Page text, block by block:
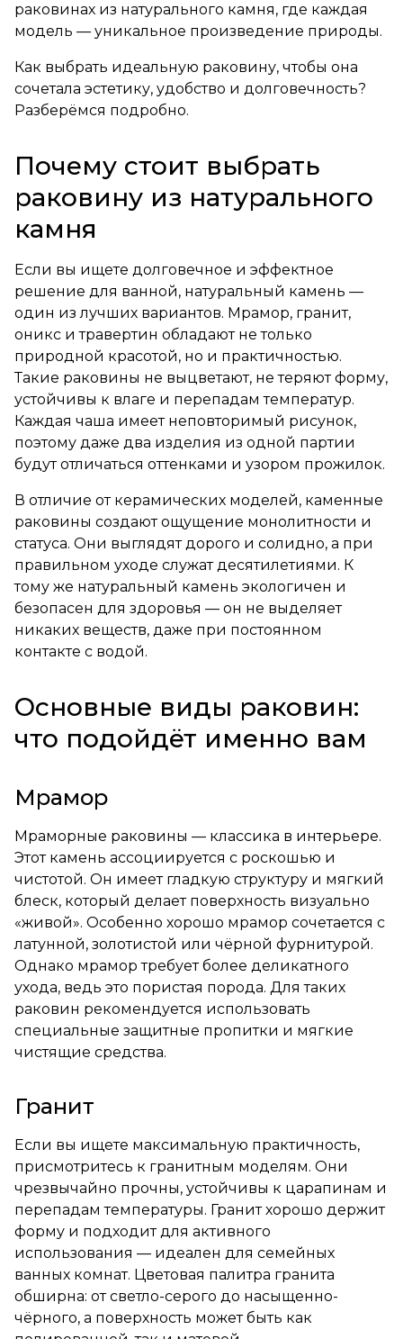
раковинах из натурального камня, где каждая
модель — уникальное произведение природы.
Как выбрать идеальную раковину, чтобы она
сочетала эстетику, удобство и долговечность?
Разберёмся подробно.
Почему стоит выбрать
раковину из натурального
камня
Если вы ищете долговечное и эффектное
решение для ванной, натуральный камень —
один из лучших вариантов. Мрамор, гранит,
оникс и травертин обладают не только
природной красотой, но и практичностью.
Такие раковины не выцветают, не теряют форму,
устойчивы к влаге и перепадам температур.
Каждая чаша имеет неповторимый рисунок,
поэтому даже два изделия из одной партии
будут отличаться оттенками и узором прожилок.
В отличие от керамических моделей, каменные
раковины создают ощущение монолитности и
статуса. Они выглядят дорого и солидно, а при
правильном уходе служат десятилетиями. К
тому же натуральный камень экологичен и
безопасен для здоровья — он не выделяет
никаких веществ, даже при постоянном
контакте с водой.
Основные виды раковин:
что подойдёт именно вам
Мрамор
Мраморные раковины — классика в интерьере.
Этот камень ассоциируется с роскошью и
чистотой. Он имеет гладкую структуру и мягкий
блеск, который делает поверхность визуально
«живой». Особенно хорошо мрамор сочетается с
латунной, золотистой или чёрной фурнитурой.
Однако мрамор требует более деликатного
ухода, ведь это пористая порода. Для таких
раковин рекомендуется использовать
специальные защитные пропитки и мягкие
чистящие средства.
Гранит
Если вы ищете максимальную практичность,
присмотритесь к гранитным моделям. Они
чрезвычайно прочны, устойчивы к царапинам и
перепадам температуры. Гранит хорошо держит
форму и подходит для активного
использования — идеален для семейных
ванных комнат. Цветовая палитра гранита
обширна: от светло-серого до насыщенно-
чёрного, а поверхность может быть как